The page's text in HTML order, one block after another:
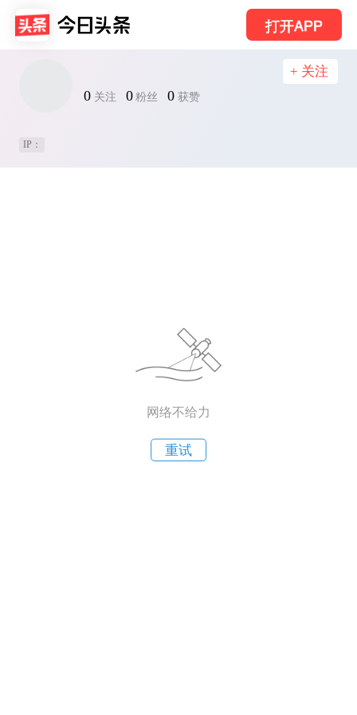
打开APP
0 关注 0 粉丝 0 获赞
+ 关注
IP：
网络不给力
重试